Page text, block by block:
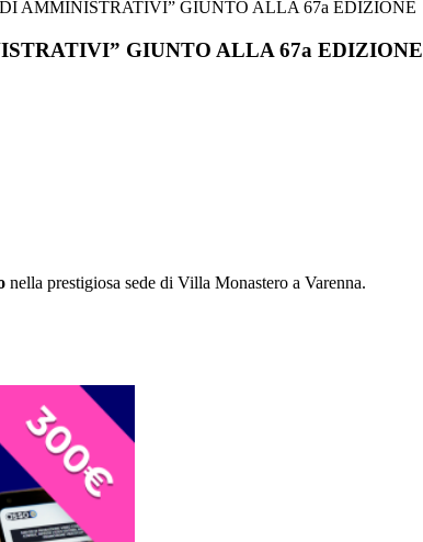
GIUNTO ALLA 67a EDIZIONE
nella prestigiosa sede di Villa Monastero a Varenna.